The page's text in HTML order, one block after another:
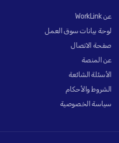
عن WorkLink
لوحة بيانات سوق العمل
صفحة الاتصال
عن المنصة
الأسئلة الشائعة
الشروط والأحكام
سياسة الخصوصية